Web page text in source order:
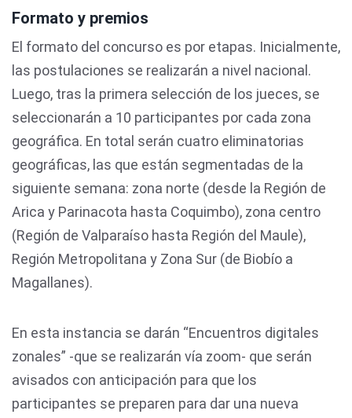
Formato y premios
El formato del concurso es por etapas. Inicialmente,
las postulaciones se realizarán a nivel nacional.
Luego, tras la primera selección de los jueces, se
seleccionarán a 10 participantes por cada zona
geográfica. En total serán cuatro eliminatorias
geográficas, las que están segmentadas de la
siguiente semana: zona norte (desde la Región de
Arica y Parinacota hasta Coquimbo), zona centro
(Región de Valparaíso hasta Región del Maule),
Región Metropolitana y Zona Sur (de Biobío a
Magallanes).
En esta instancia se darán “Encuentros digitales
zonales” -que se realizarán vía zoom- que serán
avisados con anticipación para que los
participantes se preparen para dar una nueva